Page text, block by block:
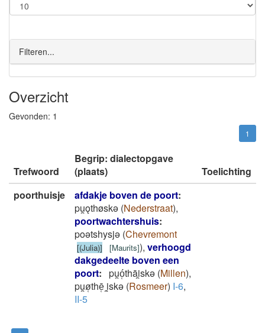
Filteren...
Overzicht
Gevonden: 1
1
Trefwoord
Begrip: dialectopgave
(plaats)
Toelichting
poorthuisje
afdakje boven de poort:
pu̯ǫthøskǝ (Nederstraat),
poortwachtershuis:
poǝtshysjǝ (Chevremont
[(Julia)] [Maurits]), verhoogd
dakgedeelte boven een
poort: pu̯ó̜thāi̯skǝ (Millen),
pu̯ø̜thē̜ ̞i̯skǝ (Rosmeer) I-6,
II-5